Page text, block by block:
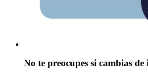
No te preocupes si cambias de